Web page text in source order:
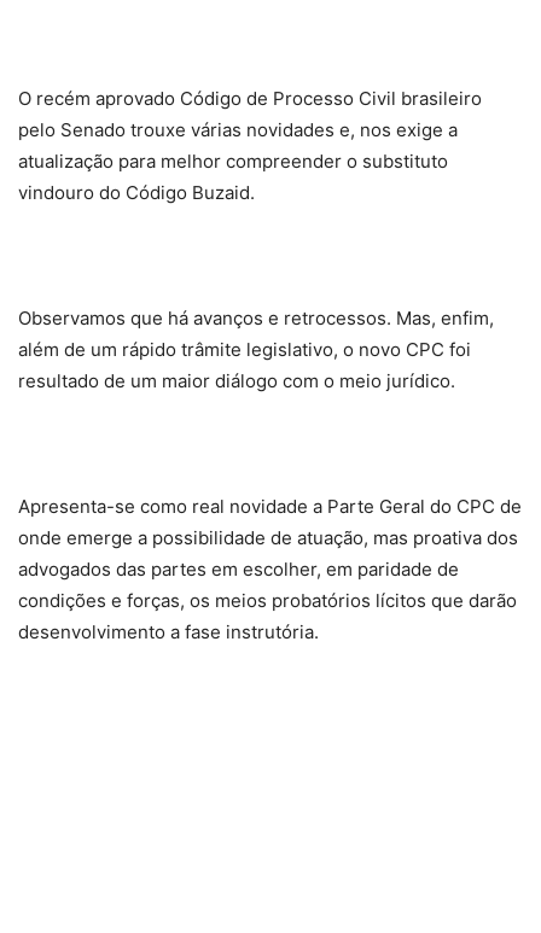
O recém aprovado Código de Processo Civil brasileiro
pelo Senado trouxe várias novidades e, nos exige a
atualização para melhor compreender o substituto
vindouro do Código Buzaid.
Observamos que há avanços e retrocessos. Mas, enfim,
além de um rápido trâmite legislativo, o novo CPC foi
resultado de um maior diálogo com o meio jurídico.
Apresenta-se como real novidade a Parte Geral do CPC de
onde emerge a possibilidade de atuação, mas proativa dos
advogados das partes em escolher, em paridade de
condições e forças, os meios probatórios lícitos que darão
desenvolvimento a fase instrutória.